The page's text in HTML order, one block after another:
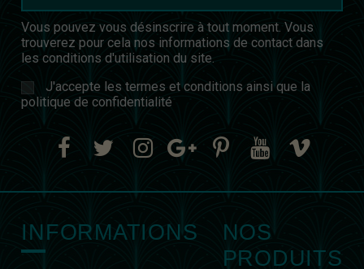
Vous pouvez vous désinscrire à tout moment. Vous
trouverez pour cela nos informations de contact dans
les conditions d'utilisation du site.
J'accepte les termes et conditions ainsi que la
politique de confidentialité
INFORMATIONS
NOS
PRODUITS